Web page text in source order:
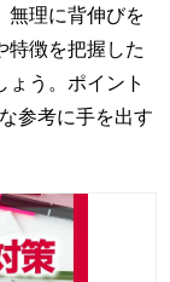
無理に背伸びを
特徴を把握した
ょう。ポイント
参考に手を出す